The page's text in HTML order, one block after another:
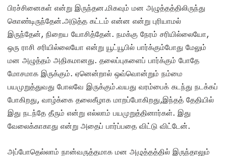
பிரச்சினைகள் என்று இருந்தன.மிகவும் மன அழுத்தத்திலிருந்து
கொண்டிருந்தேன்.அடுத்த கட்டம் என்ன என்று புரியாமல்
இருந்தேன், நிறைய யோசித்தேன். நமக்கு நேரம் சரியில்லையோ,
ஒரு ராசி சரியில்லையோ என்று யூட்யூபில் பார்க்கும்போது மேலும்
மன அழுத்தம் அதிகமானது. தலைப்புகளைப் பார்க்கும் போதே
மோசமாக இருக்கும். ஏனென்றால் ஒவ்வொன்றும் நம்மை
பயமுறுத்துவது போலவே இருக்கும்.வயது வரம்பைக் கடந்து நடக்கப்
போகிறது, வாழ்க்கை தலைகீழாக மாறப்போகிறது,இந்தத் தேதியில்
இது நடந்தே தீரும் என்று எல்லாம் பயமுறுத்தினார்கள். இது
வேலைக்காகாது என்று அதைப் பார்ப்பதை விட்டு விட்டேன்.
அப்போதெல்லாம் நான்வருத்தமாக மன அழுத்தத்தில் இருந்தாலும்